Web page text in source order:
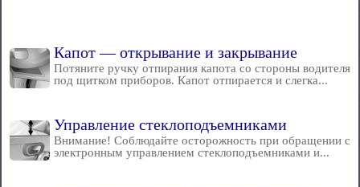
Капот — открывание и закрывание
Потяните ручку отпирания капота со стороны водителя
под щитком приборов. Капот отпирается и слегка...
Управление стеклоподъемниками
Внимание! Соблюдайте осторожность при обращении с
электронным управлением стеклоподъемниками и...